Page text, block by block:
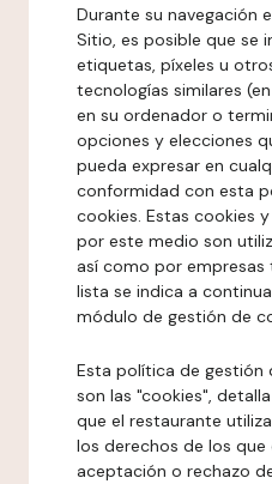
Durante su navegación
Sitio, es posible que se
etiquetas, píxeles u
tecnologías similares
en su ordenador o
opciones y elecciones
pueda expresar en
conformidad con esta
cookies. Estas cookies
por este medio son
así como por
lista se indica a
módulo de gestión de
Esta política de gestión
son las "cookies",
que el restaurante
los derechos de los
aceptación o rechazo